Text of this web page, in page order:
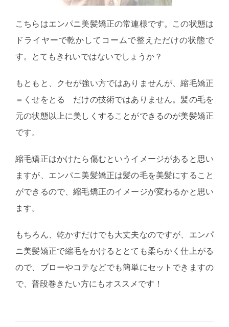
こちらはエンパニ美髪矯正の常連様です。この状態は
ドライヤーで乾かしてコームで整えただけの状態で
す。とてもきれいではないでしょうか？
もともと、クセが強い方ではありませんが、縮毛矯正
＝くせをとる だけの技術ではありません。髪の毛を
元の状態以上に美しくすることができるのが美髪矯正
です。
縮毛矯正はかけたら傷むというイメージがあると思い
ますが、エンパニ美髪矯正は髪の毛を美髪にすること
ができるので、縮毛矯正のイメージが変わるかと思い
ます。
もちろん、乾かすだけでも大丈夫なのですが、エンパ
ニ美髪矯正で縮毛をかけるととても柔らかく仕上がる
ので、ブローやコテなどでも簡単にセットできますの
で、普段巻きたい方にもオススメです！